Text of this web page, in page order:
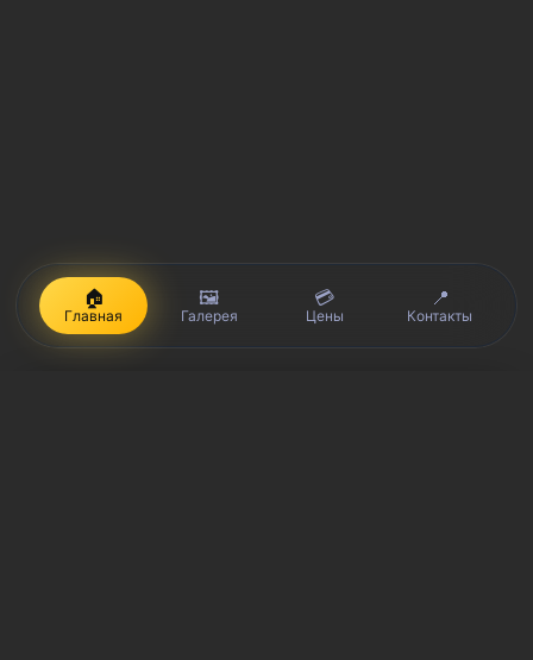
🏠
Главная
🖼️
Галерея
💳
Цены
📍
Контакты